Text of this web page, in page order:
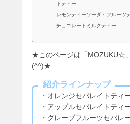
トティー
レモンティーソーダ・フルーツ
チョコレートミルクティー
★このページは「MOZUKU☆
(^^)★
紹介ラインナップ
・オレンジセパレイトティー
・アップルセパレイトティー
・グレープフルーツセパレ